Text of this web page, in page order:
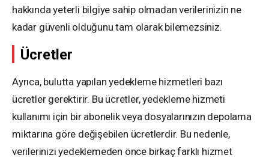
hakkında yeterli bilgiye sahip olmadan verilerinizin ne
kadar güvenli olduğunu tam olarak bilemezsiniz.
Ücretler
Ayrıca, bulutta yapılan yedekleme hizmetleri bazı
ücretler gerektirir. Bu ücretler, yedekleme hizmeti
kullanımı için bir abonelik veya dosyalarınızın depolama
miktarına göre değişebilen ücretlerdir. Bu nedenle,
verilerinizi yedeklemeden önce birkaç farklı hizmet